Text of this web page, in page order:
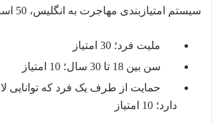
سیستم امتیازبندی مهاجرت به انگلیس، 50 است.
ملیت فرد؛ 30 امتیاز
سن بین 18 تا 30 سال؛ 10 امتیاز
حمایت از طرف یک فرد که توانایی
دارد؛ 10 امتیاز